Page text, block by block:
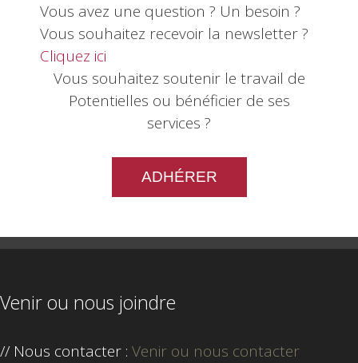
Vous avez une question ? Un besoin ?
Vous souhaitez recevoir la newsletter ?
Cliquez ici
Vous souhaitez soutenir le travail de
Potentielles ou bénéficier de ses
services ?
ADHÉRER
Venir ou nous joindre
// Nous contacter : Venir ou nous contacter